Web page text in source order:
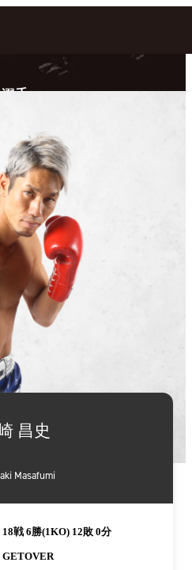
简体）
（繁體）
ทย
العربية
選手
昌史
Masafumi
18戦 6勝(1KO) 12敗 0分
GETOVER